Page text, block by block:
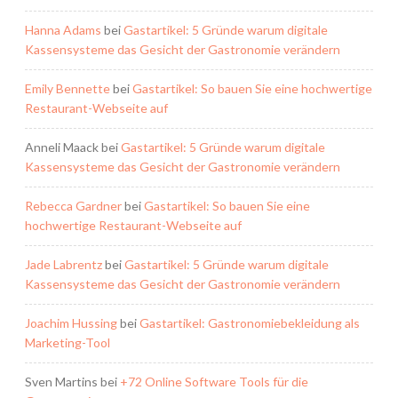
Hanna Adams beiGastartikel: 5 Gründe warum digitale
Kassensysteme das Gesicht der Gastronomie verändern
Emily BennettebeiGastartikel: So bauen Sie eine hochwertige
Restaurant-Webseite auf
Anneli MaackbeiGastartikel: 5 Gründe warum digitale
Kassensysteme das Gesicht der Gastronomie verändern
Rebecca GardnerbeiGastartikel: So bauen Sie eine
hochwertige Restaurant-Webseite auf
Jade LabrentzbeiGastartikel: 5 Gründe warum digitale
Kassensysteme das Gesicht der Gastronomie verändern
Joachim HussingbeiGastartikel: Gastronomiebekleidung als
Marketing-Tool
Sven Martins bei +72 Online Software Tools für die